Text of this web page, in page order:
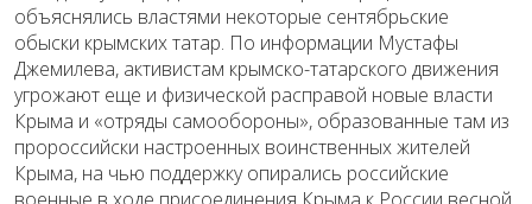
объяснялись властями некоторые сентябрьские
обыски крымских татар. По информации Мустафы
Джемилева, активистам крымско-татарского движения
угрожают еще и физической расправой новые власти
Крыма и «отряды самообороны», образованные там из
пророссийски настроенных воинственных жителей
Крыма, на чью поддержку опирались российские